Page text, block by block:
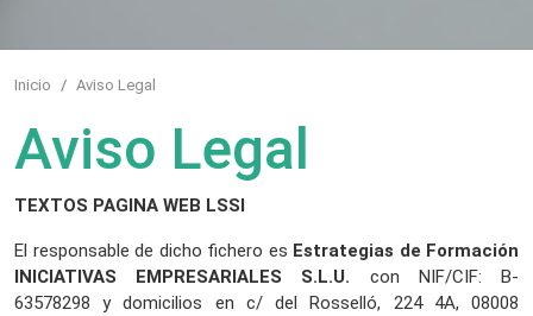
Inicio Aviso Legal
Aviso Legal
TEXTOS PAGINA WEB LSSI
El responsable de dicho fichero es Estrategias de Formación
INICIATIVAS EMPRESARIALES S.L.U. con NIF/CIF: B-
63578298 y domicilios en c/ del Rosselló, 224 4A, 08008